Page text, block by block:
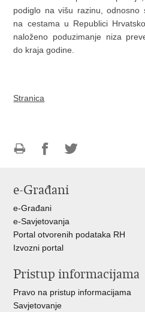
podiglo na višu razinu, odnosno
na cestama u Republici
naloženo poduzimanje niza
do kraja godine.
Stranica
FacebookuTwitteru
e-Građani
e-Građani
e-Savjetovanja
Portal otvorenih podataka RH
Izvozni portal
Pristup informacijama
Pravo na pristup informacijama
Savjetovanje